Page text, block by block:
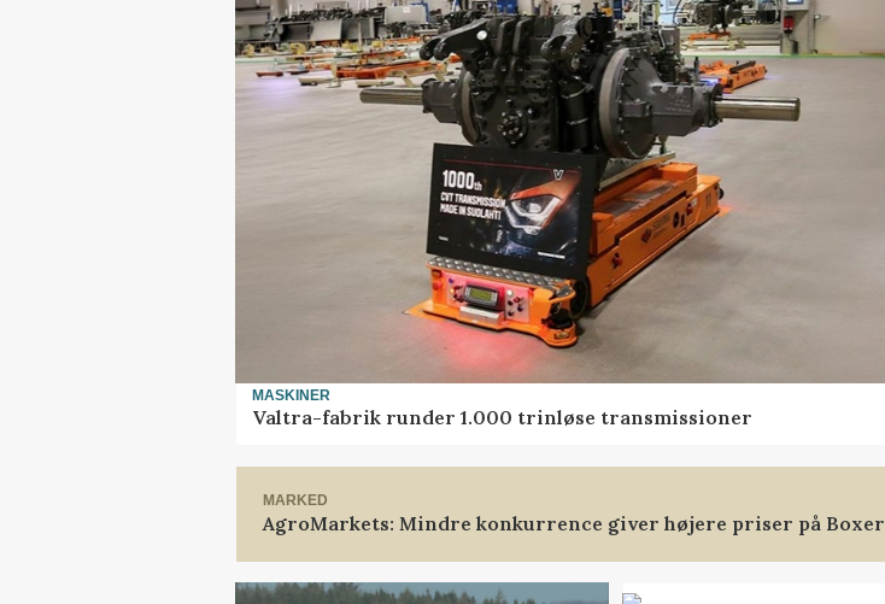
MASKINER
Valtra-fabrik runder 1.000 trinløse transmissioner
MARKED
AgroMarkets: Mindre konkurrence giver højere priser på Boxer